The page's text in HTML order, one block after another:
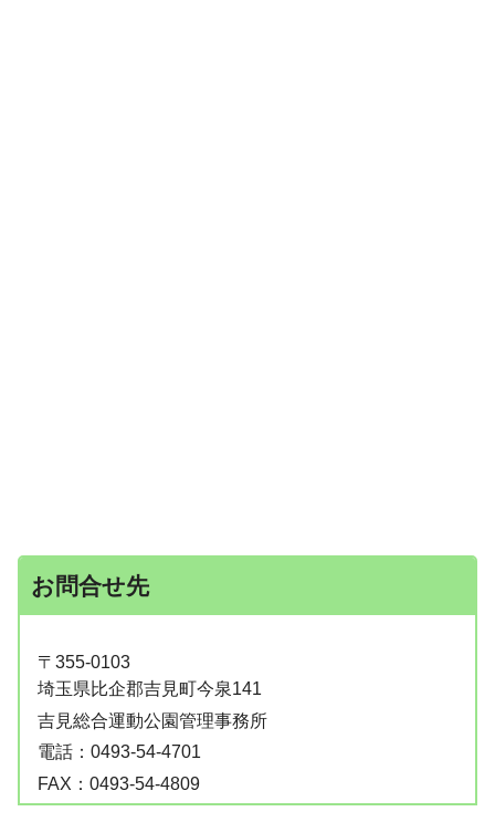
お問合せ先
〒355-0103
埼玉県比企郡吉見町今泉141
吉見総合運動公園管理事務所
電話： 0493-54-4701
FAX： 0493-54-4809